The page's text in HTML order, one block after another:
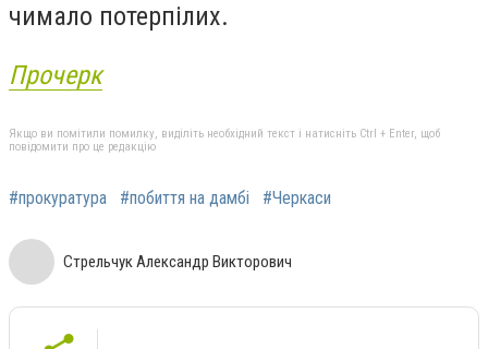
чимало потерпілих.
Прочерк
Якщо ви помітили помилку, виділіть необхідний текст і натисніть Ctrl + Enter, щоб
повідомити про це редакцію
#прокуратура #побиття на дамбі #Черкаси
Стрельчук Александр Викторович